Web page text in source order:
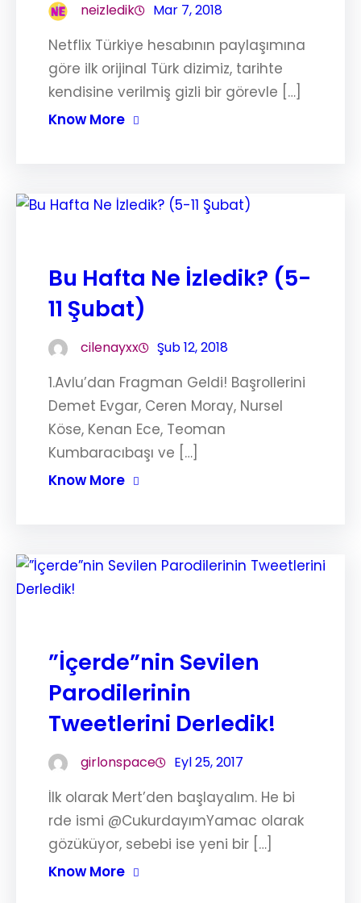
neizledik Mar 7, 2018
Netflix Türkiye hesabının paylaşımına
göre ilk orijinal Türk dizimiz, tarihte
kendisine verilmiş gizli bir görevle […]
Know More
Bu Hafta Ne İzledik? (5-
11 Şubat)
cilenayxx Şub 12, 2018
1.Avlu’dan Fragman Geldi! Başrollerini
Demet Evgar, Ceren Moray, Nursel
Köse, Kenan Ece, Teoman
Kumbaracıbaşı ve […]
Know More
”İçerde”nin Sevilen
Parodilerinin
Tweetlerini Derledik!
girlonspace Eyl 25, 2017
İlk olarak Mert’den başlayalım. He bi
rde ismi @CukurdayımYamac olarak
gözüküyor, sebebi ise yeni bir […]
Know More